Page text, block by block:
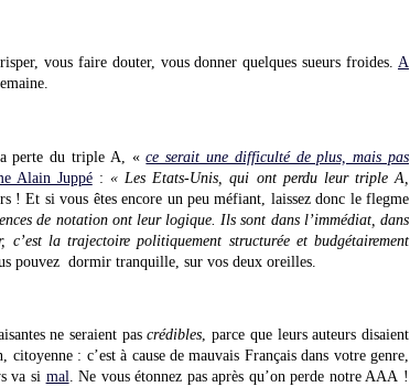
vous faire douter, vous donner quelques sueurs froides. A
perte du triple A, «ce serait une difficulté de plus, mais pas
Alain Juppé: « Les Etats-Unis, qui ont perdu leur triple A,
! Et si vous êtes encore un peu méfiant, laissez donc le flegme
de notation ont leur logique. Ils sont dans l’immédiat, dans
la trajectoire politiquement structurée et budgétairement
pouvez dormir tranquille, sur vos deux oreilles.
ne seraient pascrédibles, parce que leurs auteurs disaient
: c’est à cause de mauvais Français dans votre genre,
va si mal. Ne vous étonnez pas après qu’on perde notre AAA !